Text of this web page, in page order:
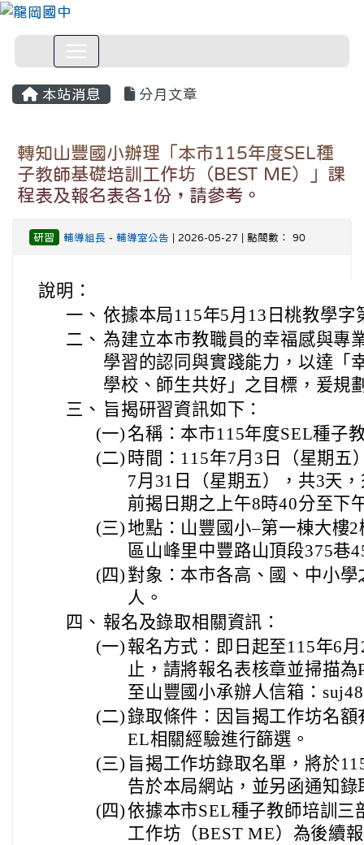
本站消息 分月文章
轉知山豐國小辦理「本市115年度SEL種
子教師基礎培訓工作坊（BEST ME）」課
程表及報名表各1份，請參考。
研習 輔導組長 - 輔導室公告 | 2026-05-27 | 點閱數： 90
說明：
一、 依據本局115年5月13日桃教學字
二、 為建立本市教職員的幸福感與專
學習的認同與實踐能力，以達「
學校、師生共好」之目標，爰規
三、 旨揭研習資訊如下：
(一) 名稱：本市115年度SEL種子
(二) 時間：115年7月3日（星期五
7月31日（星期五），共3天
前揭日期之上午8時40分至下
(三)地點：山豐國小–第一棟大樓
區山峰里中豐路山頂段375巷
(四) 對象：本市各高、國、中小
人。
四、 報名及錄取相關資訊：
(一) 報名方式：即日起至115年6
止，請將報名表核章並掃描
至山豐國小承辦人信箱：
(二)錄取條件：因旨揭工作坊名
EL相關經驗進行篩選。
(三) 旨揭工作坊錄取名單，將於
告於本局網站，並另函通知錄
(四)依據本市SEL種子教師培訓三
工作坊（BEST ME）為後續